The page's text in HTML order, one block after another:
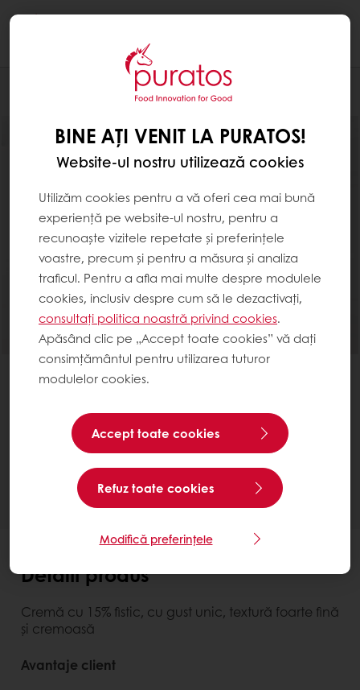
Carat Nuxel Pistachio
Ai nevoie de mai multe informații? Suntem bucuroși
să te ajutăm.
Detalii produs
Cremă cu 15% fistic, cu gust unic, textură foarte fină
şi cremoasă
Avantaje client
BINE AȚI VENIT LA PURATOS!
Website-ul nostru utilizează cookies
Utilizăm cookies pentru a vă oferi cea mai bună
experiență pe website-ul nostru, pentru a
recunoaște vizitele repetate și preferințele
voastre, precum și pentru a măsura și analiza
traficul. Pentru a afla mai multe despre modulele
cookies, inclusiv despre cum să le dezactivați,
consultați politica noastră privind cookies.
Apăsând clic pe „Accept toate cookies” vă dați
consimțământul pentru utilizarea tuturor
modulelor cookies.
Accept toate cookies
Refuz toate cookies
Modifică preferințele